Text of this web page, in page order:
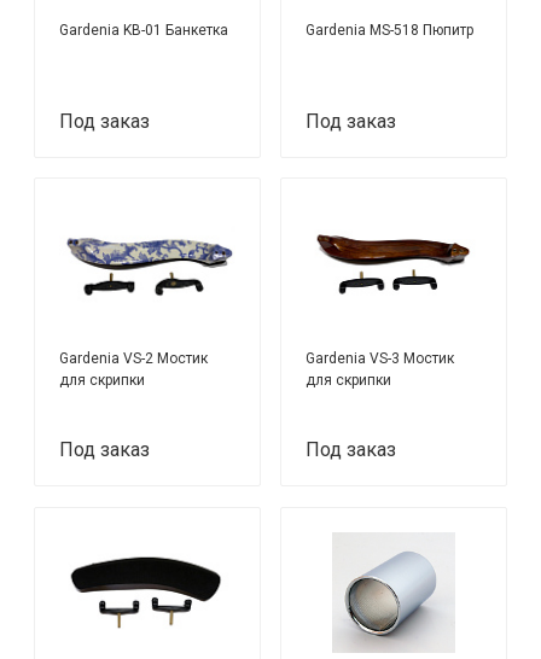
Gardenia KB-01 Банкетка
Под заказ
Gardenia MS-518 Пюпитр
Под заказ
Gardenia VS-2 Мостик
для скрипки
Под заказ
Gardenia VS-3 Мостик
для скрипки
Под заказ